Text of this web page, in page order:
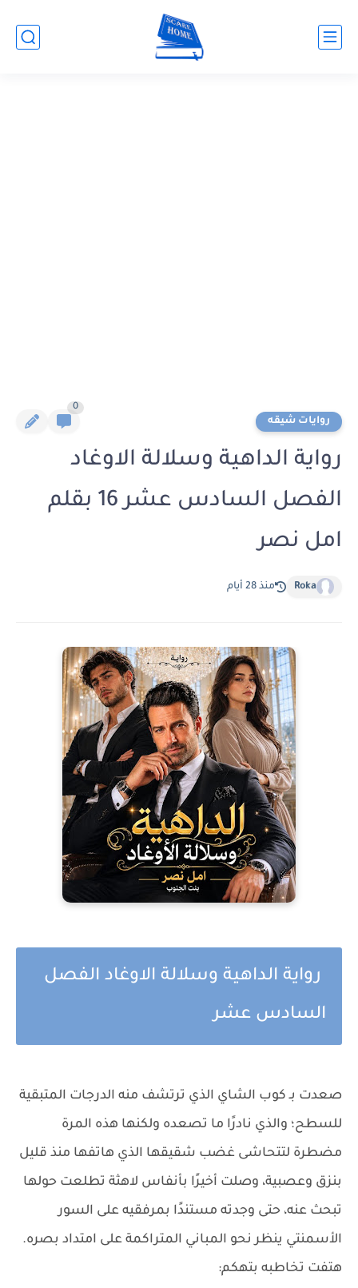
روايات شيقه
0
رواية الداهية وسلالة الاوغاد
الفصل السادس عشر 16 بقلم
امل نصر
Roka منذ 28 أيام
رواية الداهية وسلالة الاوغاد الفصل
السادس عشر
صعدت بـ كوب الشاي الذي ترتشف منه الدرجات المتبقية
للسطح؛ والذي نادرًا ما تصعده ولكنها هذه المرة
مضطرة لتتحاشى غضب شقيقها الذي هاتفها منذ قليل
بنزق وعصبية، وصلت أخيرًا بأنفاس لاهثة تطلعت حولها
تبحث عنه، حتى وجدته مستندًا بمرفقيه على السور
الأسمنتي ينظر نحو المباني المتراكمة على امتداد بصره.
هتفت تخاطبه بتهكم: